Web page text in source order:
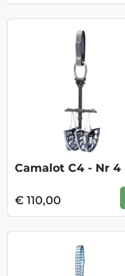
Camalot C4 - Nr 4
€ 110,00